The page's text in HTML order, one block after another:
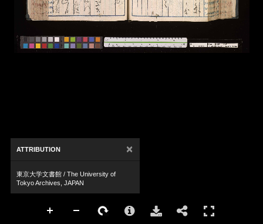
ATTRIBUTION ×
東京大学文書館 / The University of
Tokyo Archives, JAPAN